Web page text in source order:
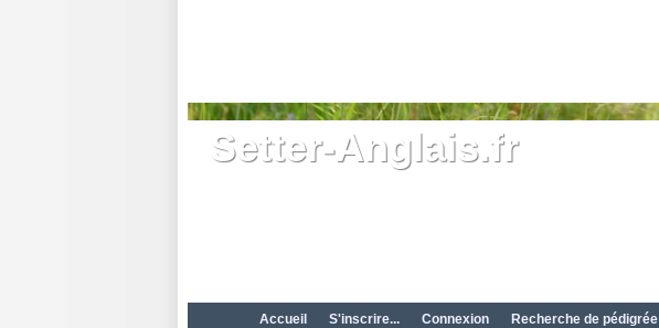
Setter-Anglais.fr
Accueil S'inscrire... Connexion Recherche de pédigrée